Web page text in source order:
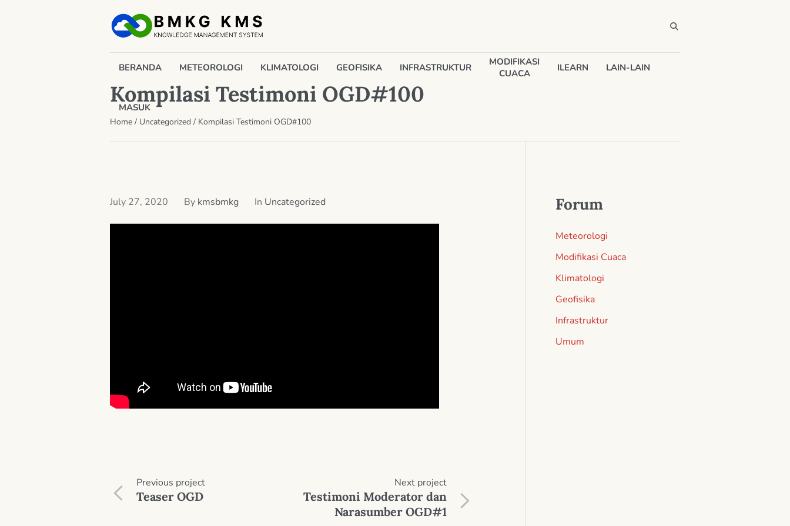
BERANDA METEOROLOGI KLIMATOLOGI GEOFISIKA INFRASTRUKTUR
MODIFIKASI
CUACA
ILEARN LAIN-LAIN
MASUK
Kompilasi Testimoni OGD#100
Home / Uncategorized / Kompilasi Testimoni OGD#100
July 27, 2020 By kmsbmkg In Uncategorized
Previous project
Teaser OGD
Next project
Testimoni Moderator dan
Narasumber OGD#1
Forum
Meteorologi
Modifikasi Cuaca
Klimatologi
Geofisika
Infrastruktur
Umum